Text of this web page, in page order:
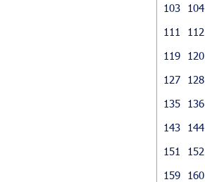
103
104
111
112
119
120
127
128
135
136
143
144
151
152
159
160